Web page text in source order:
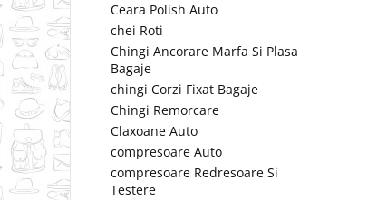
Ceara Polish Auto
chei Roti
Chingi Ancorare Marfa Si Plasa
Bagaje
chingi Corzi Fixat Bagaje
Chingi Remorcare
Claxoane Auto
compresoare Auto
compresoare Redresoare Si
Testere